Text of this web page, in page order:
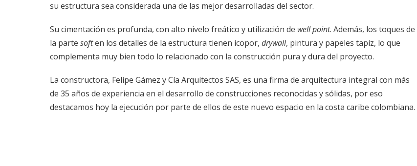
su estructura sea considerada una de las mejor desarrolladas del sector.
Su cimentación es profunda, con alto nivelo freático y utilización de well point. Además, los toques de
la parte soften los detalles de la estructura tienen icopor, drywall, pintura y papeles tapiz, lo que
complementa muy bien todo lo relacionado con la construcción pura y dura del proyecto.
La constructora, Felipe Gámez y Cía Arquitectos SAS, es una firma de arquitectura integral con más
de 35 años de experiencia en el desarrollo de construcciones reconocidas y sólidas, por eso
destacamos hoy la ejecución por parte de ellos de este nuevo espacio en la costa caribe colombiana.